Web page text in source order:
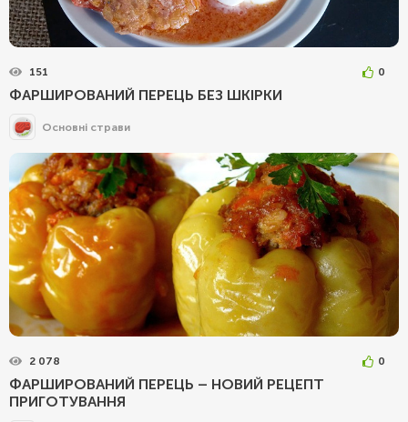
151 0
ФАРШИРОВАНИЙ ПЕРЕЦЬ БЕЗ ШКІРКИ
Основні страви
2 078 0
ФАРШИРОВАНИЙ ПЕРЕЦЬ – НОВИЙ РЕЦЕПТ
ПРИГОТУВАННЯ